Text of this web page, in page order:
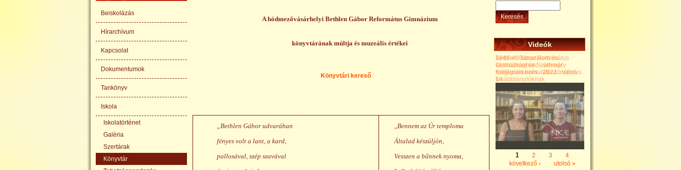
Beiskolázás
Hírarchívum
Kapcsolat
Dokumentumok
Tankönyv
Iskola
Iskolatörténet
Galéria
Szertárak
Könyvtár
A hódmezővásárhelyi Bethlen Gábor Református Gimnázium
könyvtárának múltja és muzeális értékei
Könyvtári kereső
„Bethlen Gábor udvarában
fényes volt a lant, a kard,
pallosával, szép szavával
,,Bennem az Úr temploma
Általad készüljön,
Vesszen a bűnnek nyoma,
Videók
Bethlen Gábor Református
Gimnázium és Szathmáry
Kollégium bemutatkozó videó
továbbtanulóknak
Oldalak
1 2 3
4
következő ›
utolsó »